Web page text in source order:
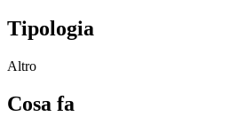
Tipologia
Altro
Cosa fa